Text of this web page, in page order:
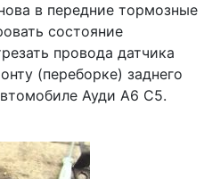
в передние тормозные
состояние
провода датчика
(переборке) заднего
Ауди А6 С5.